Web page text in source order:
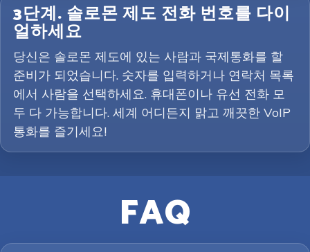
3단계. 솔로몬 제도 전화 번호를 다이
얼하세요
당신은 솔로몬 제도에 있는 사람과 국제통화를 할
준비가 되었습니다. 숫자를 입력하거나 연락처 목록
에서 사람을 선택하세요. 휴대폰이나 유선 전화 모
두 다 가능합니다. 세계 어디든지 맑고 깨끗한 VoIP
통화를 즐기세요!
FAQ